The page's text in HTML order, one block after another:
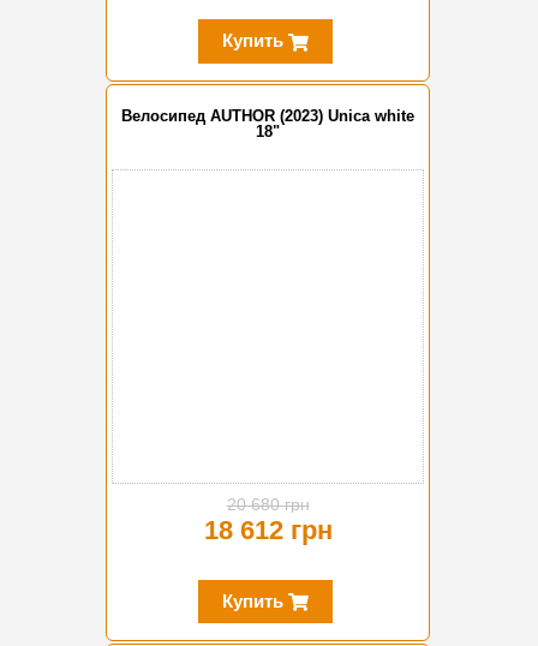
Купить
Велосипед AUTHOR (2023) Unica white
18"
20 680 грн
18 612 грн
Купить